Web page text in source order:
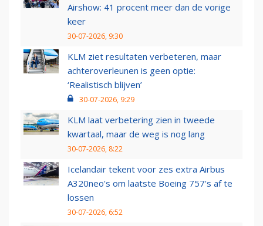
Airshow: 41 procent meer dan de vorige
keer
30-07-2026, 9:30
KLM ziet resultaten verbeteren, maar
achteroverleunen is geen optie:
‘Realistisch blijven’
30-07-2026, 9:29
KLM laat verbetering zien in tweede
kwartaal, maar de weg is nog lang
30-07-2026, 8:22
Icelandair tekent voor zes extra Airbus
A320neo's om laatste Boeing 757's af te
lossen
30-07-2026, 6:52